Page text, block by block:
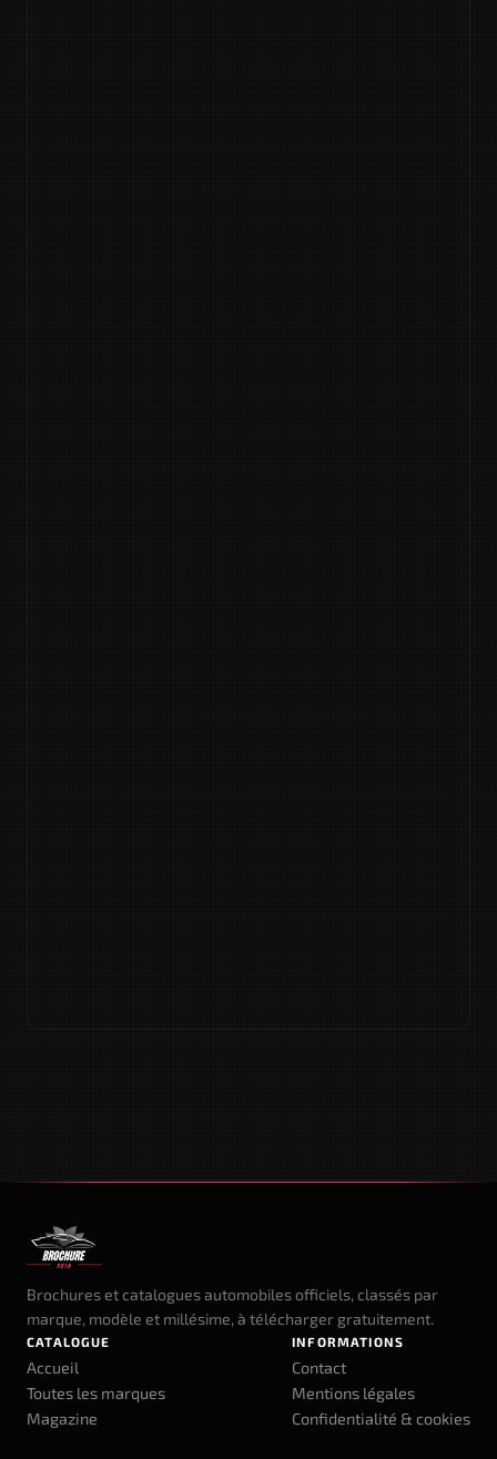
Brochures et catalogues automobiles officiels, classés par
marque, modèle et millésime, à télécharger gratuitement.
CATALOGUE
Accueil
Toutes les marques
Magazine
INFORMATIONS
Contact
Mentions légales
Confidentialité & cookies